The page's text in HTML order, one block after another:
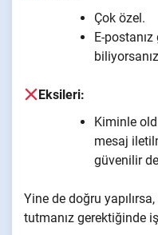
Çok özel.
E-
biliyorsanız
Eksileri:
Kiminle
mesaj
güvenilir
Yine de doğru
tutmanız gerektiğinde